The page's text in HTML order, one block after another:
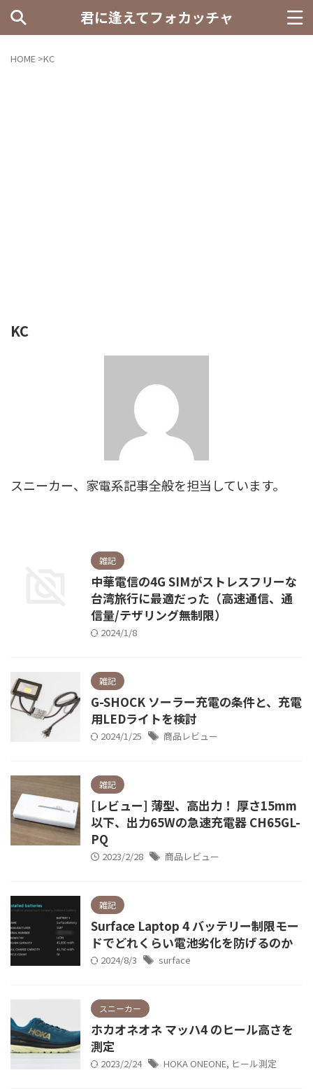
君に逢えてフォカッチャ
HOME >KC
KC
スニーカー、家電系記事全般を担当しています。
雑記
中華電信の4G SIMがストレスフリーな
台湾旅行に最適だった（高速通信、通
信量/テザリング無制限）
2024/1/8
雑記
G-SHOCK ソーラー充電の条件と、充電
用LEDライトを検討
2024/1/25 商品レビュー
雑記
[レビュー] 薄型、高出力！ 厚さ15mm
以下、出力65Wの急速充電器 CH65GL-
PQ
2023/2/28 商品レビュー
雑記
Surface Laptop 4 バッテリー制限モー
ドでどれくらい電池劣化を防げるのか
2024/8/3 surface
スニーカー
ホカオネオネ マッハ4 のヒール高さを
測定
2023/2/24 HOKA ONEONE, ヒール測定